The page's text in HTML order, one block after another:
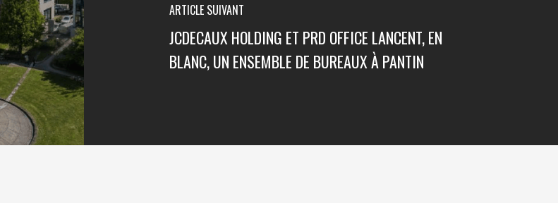
ARTICLE SUIVANT
JCDECAUX HOLDING ET PRD OFFICE LANCENT, EN
BLANC, UN ENSEMBLE DE BUREAUX À PANTIN